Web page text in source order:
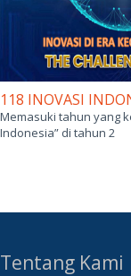
118 INOVASI
Memasuki tahun yang
Indonesia” di tahun 2
Tentang Kami